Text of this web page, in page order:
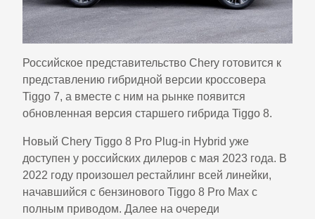
Российское представительство Chery готовится к
представлению гибридной версии кроссовера
Tiggo 7, а вместе с ним на рынке появится
обновленная версия старшего гибрида Tiggo 8.
Новый Chery Tiggo 8 Pro Plug-in Hybrid уже
доступен у российских дилеров с мая 2023 года. В
2022 году произошел рестайлинг всей линейки,
начавшийся с бензинового Tiggo 8 Pro Max с
полным приводом. Далее на очереди